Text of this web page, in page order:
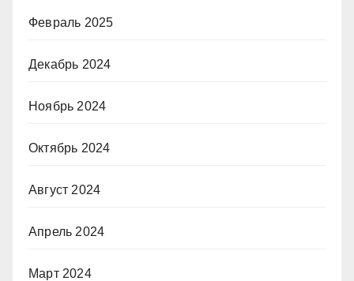
Февраль 2025
Декабрь 2024
Ноябрь 2024
Октябрь 2024
Август 2024
Апрель 2024
Март 2024